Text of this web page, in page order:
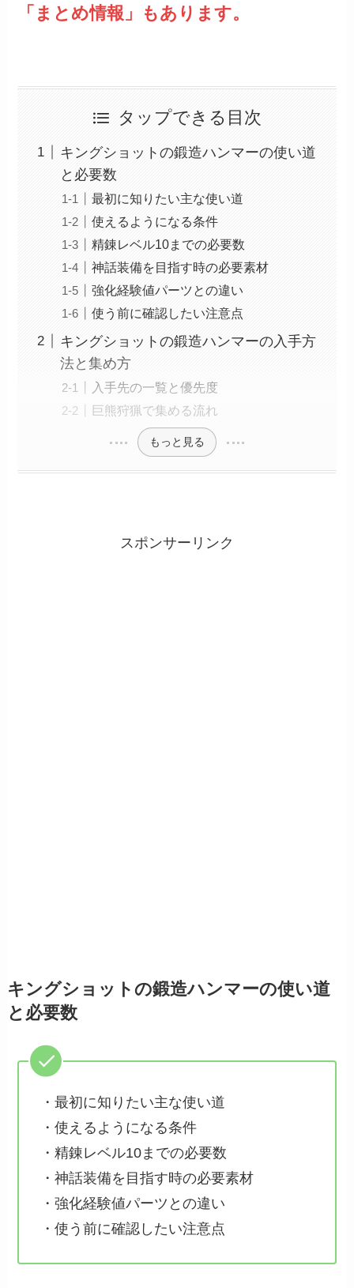
「まとめ情報」もあります。
タップできる目次
キングショットの鍛造ハンマーの使い道
と必要数
最初に知りたい主な使い道
使えるようになる条件
精錬レベル10までの必要数
神話装備を目指す時の必要素材
強化経験値パーツとの違い
使う前に確認したい注意点
キングショットの鍛造ハンマーの入手方
法と集め方
入手先の一覧と優先度
巨熊狩猟で集める流れ
もっと見る
スポンサーリンク
キングショットの鍛造ハンマーの使い道
と必要数
・最初に知りたい主な使い道
・使えるようになる条件
・精錬レベル10までの必要数
・神話装備を目指す時の必要素材
・強化経験値パーツとの違い
・使う前に確認したい注意点